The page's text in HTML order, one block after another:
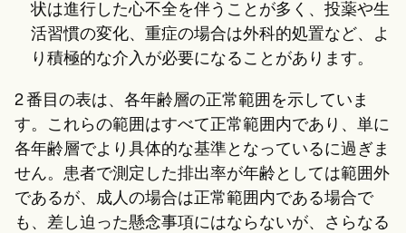
状は進行した心不全を伴うことが多く、投薬や生
活習慣の変化、重症の場合は外科的処置など、よ
り積極的な介入が必要になることがあります。
2 番目の表は、各年齢層の正常範囲を示していま
す。これらの範囲はすべて正常範囲内であり、単に
各年齢層でより具体的な基準となっているに過ぎま
せん。患者で測定した排出率が年齢としては範囲外
であるが、成人の場合は正常範囲内である場合で
も、差し迫った懸念事項にはならないが、さらなる